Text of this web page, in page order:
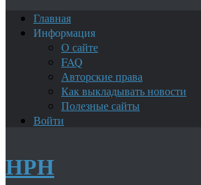
Главная
Информация
О сайте
FAQ
Авторские права
Как выкладывать новости
Полезные сайты
Войти
НРН